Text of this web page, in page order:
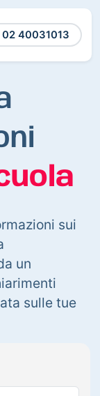
02 40031013
sui
un
sulle tue